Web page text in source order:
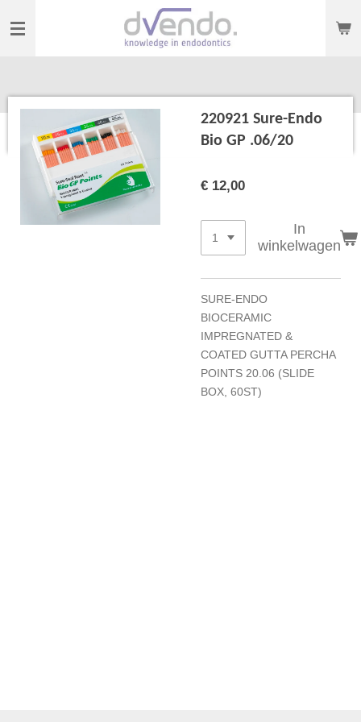
direct
220921 Sure-Endo
Bio GP .06/20
€ 12,00
In
winkelwagen
SURE-ENDO
BIOCERAMIC
IMPREGNATED &
COATED GUTTA PERCHA
POINTS 20.06 (SLIDE
BOX, 60ST)